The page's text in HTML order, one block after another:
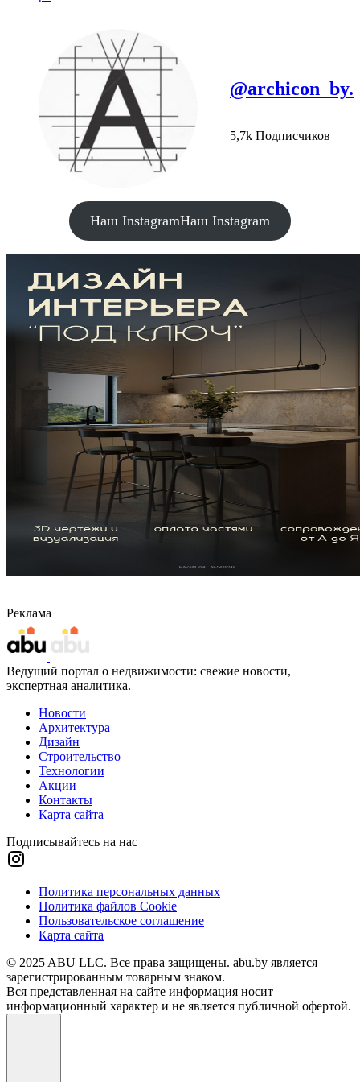
@archicon_by.
5,7k Подписчиков
Наш InstagramНаш Instagram
Реклама
Ведущий портал о недвижимости: свежие новости,
экспертная аналитика.
Новости
Архитектура
Дизайн
Строительство
Технологии
Акции
Контакты
Карта сайта
Подписывайтесь на нас
Политика персональных данных
Политика файлов Cookie
Пользовательское соглашение
Карта сайта
© 2025 ABU LLC. Все права защищены. abu.by является
зарегистрированным товарным знаком.
Вся представленная на сайте информация носит
информационный характер и не является публичной офертой.